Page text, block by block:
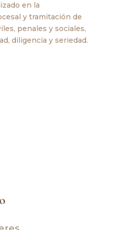
en la
y tramitación de
penales y sociales,
diligencia y seriedad.